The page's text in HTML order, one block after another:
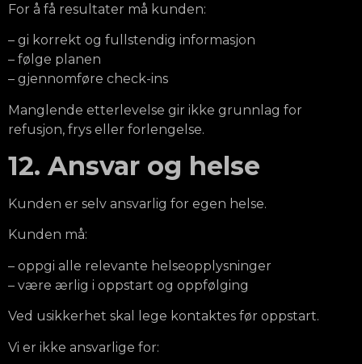
For å få resultater må kunden:
– gi korrekt og fullstendig informasjon
– følge planen
– gjennomføre check-ins
Manglende etterlevelse gir ikke grunnlag for
refusjon, frys eller forlengelse.
12. Ansvar og helse
Kunden er selv ansvarlig for egen helse.
Kunden må:
– oppgi alle relevante helseopplysninger
– være ærlig i oppstart og oppfølging
Ved usikkerhet skal lege kontaktes før oppstart.
Vi er ikke ansvarlige for: